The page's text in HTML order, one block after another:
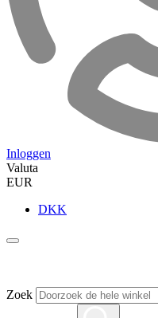
Inloggen
Valuta
EUR
DKK
Zoek